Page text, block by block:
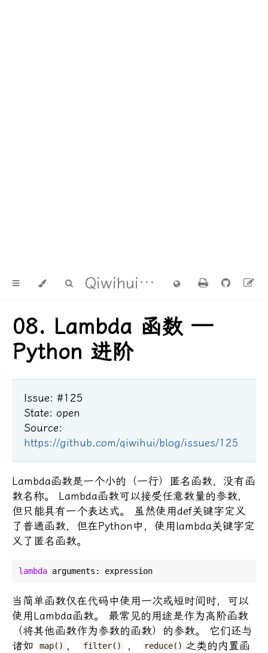
Qiwihui's blog
08. Lambda 函数 —
Python 进阶
Issue: #125
State: open
Source:
https://github.com/qiwihui/blog/issues/125
Lambda函数是一个小的（一行）匿名函数，没有函
数名称。 Lambda函数可以接受任意数量的参数，
但只能具有一个表达式。 虽然使用def关键字定义
了普通函数，但在Python中，使用lambda关键字定
义了匿名函数。
lambda
当简单函数仅在代码中使用一次或短时间时，可以
使用Lambda函数。 最常见的用途是作为高阶函数
（将其他函数作为参数的函数）的参数。 它们还与
诸如
map() ， filter() ， reduce() 之类的内置函